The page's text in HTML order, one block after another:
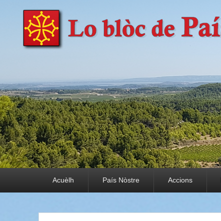
País Nòstre
Paratge e Convivència
Acuèlh País Nòstre Accions